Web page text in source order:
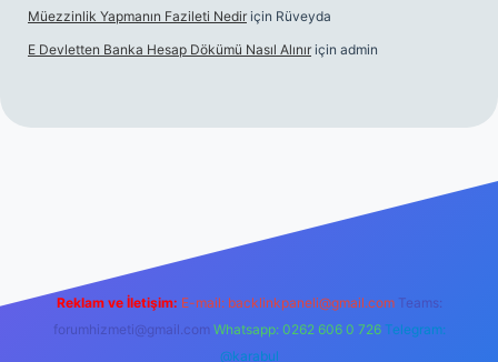
Müezzinlik Yapmanın Fazileti Nedir için Rüveyda
E Devletten Banka Hesap Dökümü Nasıl Alınır için admin
Reklam ve İletişim: E-mail: backlinkpaneli@gmail.com Teams:
forumhizmeti@gmail.com Whatsapp: 0262 606 0 726 Telegram:
@karabul